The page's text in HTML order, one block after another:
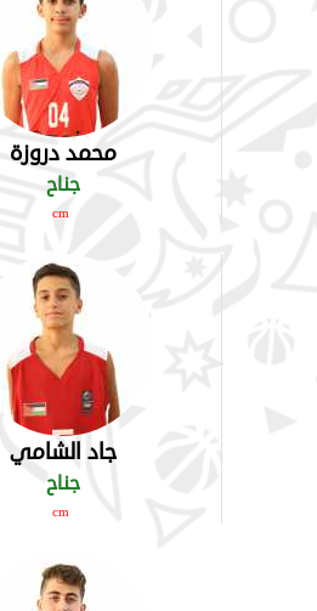
محمد دروزة
جناح
cm
جاد الشامي
جناح
cm